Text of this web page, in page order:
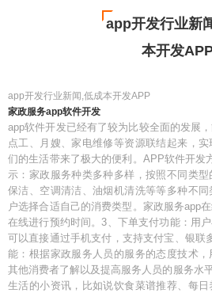
app开发行业新
本开发
app开发行业新闻,低成本开发APP
家政服务app软件开发
app软件开发已经有了较为比较全面的发展
点工、月嫂、家电维修等资源联结起来，
们的生活带来了极大的便利。APP软件开发
示：家政服务种类多种多样，按照不同类
保洁、空调清洁、油烟机清洗等等多种不
户选择合适自己的消费类型。家政服务app
在线进行预约时间。3、下单支付功能：用
可以直接通过手机支付，支持支付宝、银联
能：根据家政服务人员的服务的态度技术
其他消费者了解以及提高服务人员的服务水
生活的小资讯，比如说饮食菜谱推荐、每